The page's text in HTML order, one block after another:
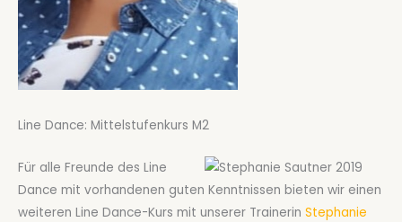
Line Dance: Mittelstufenkurs M2
Für alle Freunde des Line
Dance mit vorhandenen guten Kenntnissen bieten wir einen
weiteren Line Dance-Kurs mit unserer Trainerin Stephanie